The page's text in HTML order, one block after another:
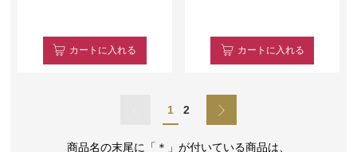
カート に入れる カート に入れる
1 2
商品名の末尾に「＊」が付いている商品は、